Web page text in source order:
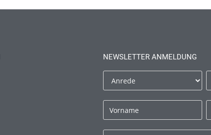
NEWSLETTER ANMELDUNG